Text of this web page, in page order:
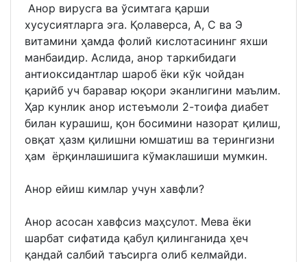
Анор вирусга ва ўсимтага қарши
хусусиятларга эга. Қолаверса, А, С ва Э
витамини ҳамда фолий кислотасининг яхши
манбаидир. Аслида, анор таркибидаги
антиоксидантлар шароб ёки кўк чойдан
қарийб уч баравар юқори эканлигини маълим.
Ҳар кунлик анор истеъмоли 2-тоифа диабет
билан курашиш, қон босимини назорат қилиш,
овқат ҳазм қилишни юмшатиш ва терингизни
ҳам ёрқинлашишига кўмаклашиши мумкин.
Анор ейиш кимлар учун хавфли?
Анор асосан хавфсиз маҳсулот. Мева ёки
шарбат сифатида қабул қилинганида ҳеч
қандай салбий таъсирга олиб келмайди.